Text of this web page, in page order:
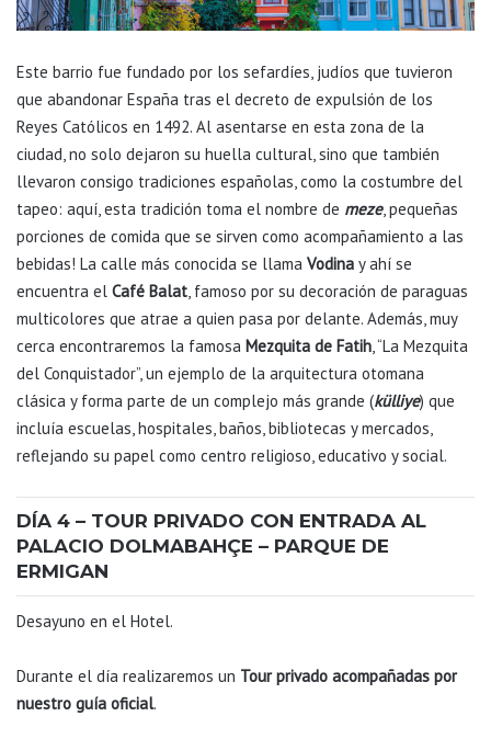
Este barrio fue fundado por los sefardíes, judíos que tuvieron
que abandonar España tras el decreto de expulsión de los
Reyes Católicos en 1492. Al asentarse en esta zona de la
ciudad, no solo dejaron su huella cultural, sino que también
llevaron consigo tradiciones españolas, como la costumbre del
tapeo: aquí, esta tradición toma el nombre de meze, pequeñas
porciones de comida que se sirven como acompañamiento a las
bebidas! La calle más conocida se llama Vodina y ahí se
encuentra el Café Balat, famoso por su decoración de paraguas
multicolores que atrae a quien pasa por delante. Además, muy
cerca encontraremos la famosa Mezquita de Fatih, “La Mezquita
del Conquistador”, un ejemplo de la arquitectura otomana
clásica y forma parte de un complejo más grande (külliye) que
incluía escuelas, hospitales, baños, bibliotecas y mercados,
reflejando su papel como centro religioso, educativo y social.
DÍA 4 – TOUR PRIVADO CON ENTRADA AL
PALACIO DOLMABAHÇE – PARQUE DE
ERMIGAN
Desayuno en el Hotel.
Durante el día realizaremos un Tour privado acompañadas por
nuestro guía oficial.